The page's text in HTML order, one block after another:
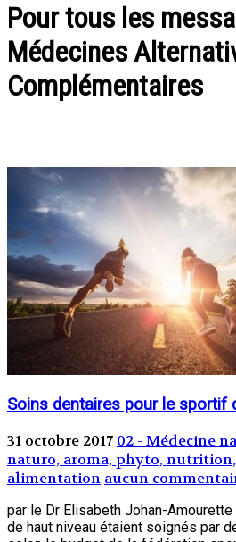
Pour tous les
Médecines
Complémentaires
Soins dentaires pour le sportif
31 octobre 2017 02 - Médecine
naturo, aroma, phyto,
alimentation aucun
par le Dr Elisabeth Johan-
de haut niveau étaient soignés par